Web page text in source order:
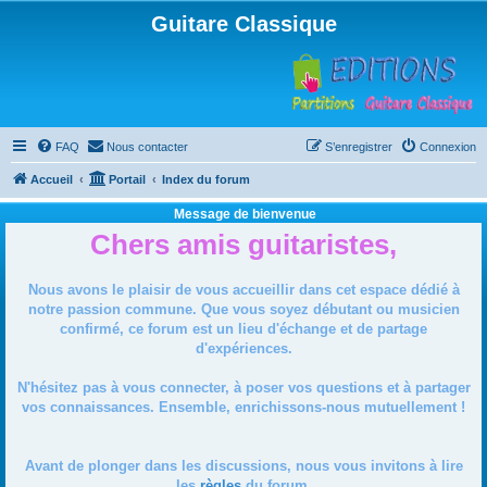
Guitare Classique
FAQ Nous contacter Connexion
S’enregistrer
Accueil Portail Index du forum
Message de bienvenue
Chers amis guitaristes,
Nous avons le plaisir de vous accueillir dans cet espace dédié à
notre passion commune. Que vous soyez débutant ou musicien
confirmé, ce forum est un lieu d'échange et de partage
d'expériences.
N'hésitez pas à vous connecter, à poser vos questions et à partager
vos connaissances. Ensemble, enrichissons-nous mutuellement !
Avant de plonger dans les discussions, nous vous invitons à lire